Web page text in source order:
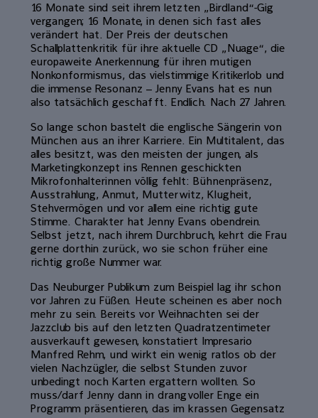
16 Monate sind seit ihrem letzten „Birdland“-Gig
vergangen; 16 Monate, in denen sich fast alles
verändert hat. Der Preis der deutschen
Schallplattenkritik für ihre aktuelle CD „Nuage“, die
europaweite Anerkennung für ihren mutigen
Nonkonformismus, das vielstimmige Kritikerlob und
die immense Resonanz – Jenny Evans hat es nun
also tatsächlich geschafft. Endlich. Nach 27 Jahren.
So lange schon bastelt die englische Sängerin von
München aus an ihrer Karriere. Ein Multitalent, das
alles besitzt, was den meisten der jungen, als
Marketingkonzept ins Rennen geschickten
Mikrofonhalterinnen völlig fehlt: Bühnenpräsenz,
Ausstrahlung, Anmut, Mutterwitz, Klugheit,
Stehvermögen und vor allem eine richtig gute
Stimme. Charakter hat Jenny Evans obendrein.
Selbst jetzt, nach ihrem Durchbruch, kehrt die Frau
gerne dorthin zurück, wo sie schon früher eine
richtig große Nummer war.
Das Neuburger Publikum zum Beispiel lag ihr schon
vor Jahren zu Füßen. Heute scheinen es aber noch
mehr zu sein. Bereits vor Weihnachten sei der
Jazzclub bis auf den letzten Quadratzentimeter
ausverkauft gewesen, konstatiert Impresario
Manfred Rehm, und wirkt ein wenig ratlos ob der
vielen Nachzügler, die selbst Stunden zuvor
unbedingt noch Karten ergattern wollten. So
muss/darf Jenny dann in drangvoller Enge ein
Programm präsentieren, das im krassen Gegensatz